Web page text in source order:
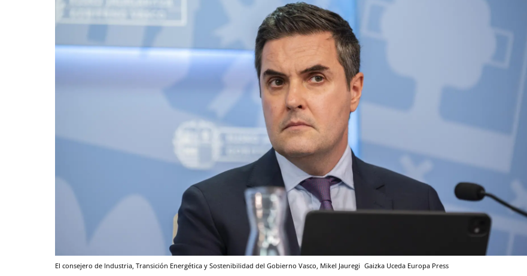
El consejero de Industria, Transición Energética y Sostenibilidad del Gobierno Vasco, Mikel Jauregi Gaizka Uceda Europa Press